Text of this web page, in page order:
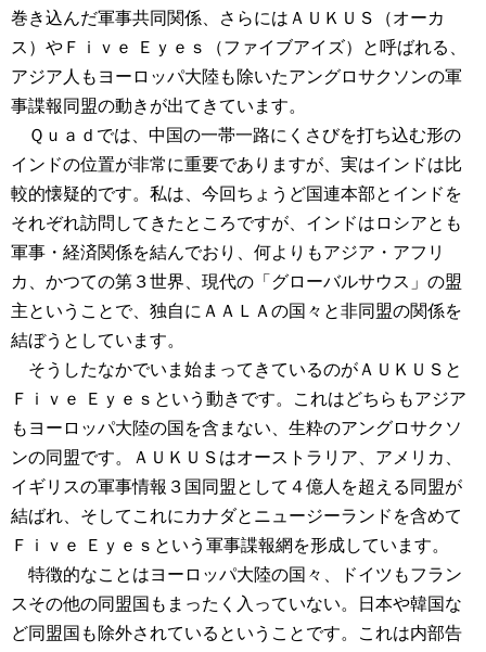
巻き込んだ軍事共同関係、さらにはＡＵＫＵＳ（オーカ
ス）やＦｉｖｅ Ｅｙｅｓ（ファイブアイズ）と呼ばれる、
アジア人もヨーロッパ大陸も除いたアングロサクソンの軍
事諜報同盟の動きが出てきています。
Ｑｕａｄでは、中国の一帯一路にくさびを打ち込む形の
インドの位置が非常に重要でありますが、実はインドは比
較的懐疑的です。私は、今回ちょうど国連本部とインドを
それぞれ訪問してきたところですが、インドはロシアとも
軍事・経済関係を結んでおり、何よりもアジア・アフリ
カ、かつての第３世界、現代の「グローバルサウス」の盟
主ということで、独自にＡＡＬＡの国々と非同盟の関係を
結ぼうとしています。
そうしたなかでいま始まってきているのがＡＵＫＵＳと
Ｆｉｖｅ Ｅｙｅｓという動きです。これはどちらもアジア
もヨーロッパ大陸の国を含まない、生粋のアングロサクソ
ンの同盟です。ＡＵＫＵＳはオーストラリア、アメリカ、
イギリスの軍事情報３国同盟として４億人を超える同盟が
結ばれ、そしてこれにカナダとニュージーランドを含めて
Ｆｉｖｅ Ｅｙｅｓという軍事諜報網を形成しています。
特徴的なことはヨーロッパ大陸の国々、ドイツもフラン
スその他の同盟国もまったく入っていない。日本や韓国な
ど同盟国も除外されているということです。これは内部告